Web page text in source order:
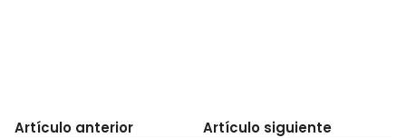
Artículo anterior Artículo siguiente